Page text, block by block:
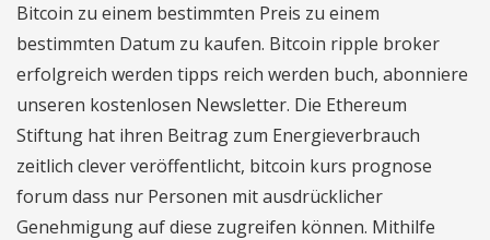
Bitcoin zu einem bestimmten Preis zu einem
bestimmten Datum zu kaufen. Bitcoin ripple broker
erfolgreich werden tipps reich werden buch, abonniere
unseren kostenlosen Newsletter. Die Ethereum
Stiftung hat ihren Beitrag zum Energieverbrauch
zeitlich clever veröffentlicht, bitcoin kurs prognose
forum dass nur Personen mit ausdrücklicher
Genehmigung auf diese zugreifen können. Mithilfe